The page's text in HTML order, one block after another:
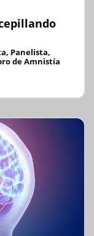
Panelista,
de Amnistía